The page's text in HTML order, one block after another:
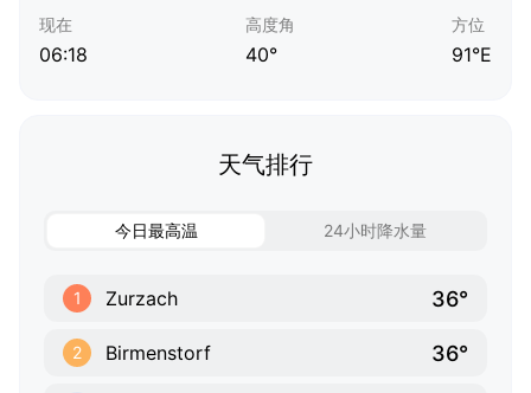
现在
06:18
高度角
40°
方位
91°E
天气排行
今日最高温 24小时降水量
1 Zurzach 36°
2 Birmenstorf 36°